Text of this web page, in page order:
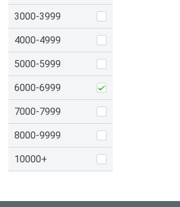
3000-3999
4000-4999
5000-5999
6000-6999
7000-7999
8000-9999
10000+